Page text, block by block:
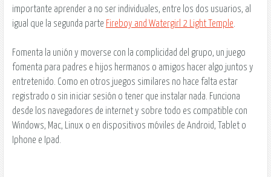
importante aprender a no ser individuales, entre los dos usuarios, al
igual que la segunda parte Fireboy and Watergirl 2 Light Temple
Fomenta la unión y moverse con la complicidad del grupo, un juego
fomenta para padres e hijos hermanos o amigos hacer algo juntos y
entretenido. Como en otros juegos similares no hace falta estar
registrado o sin iniciar sesión o tener que instalar nada. Funciona
desde los navegadores de internet y sobre todo es compatible con
Windows, Mac, Linux o en dispositivos móviles de Android, Tablet o
Iphone e Ipad.